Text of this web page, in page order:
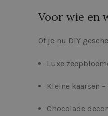
Voor wie en
Of je nu DIY
Luxe
Kleine kaarsen
Chocolade